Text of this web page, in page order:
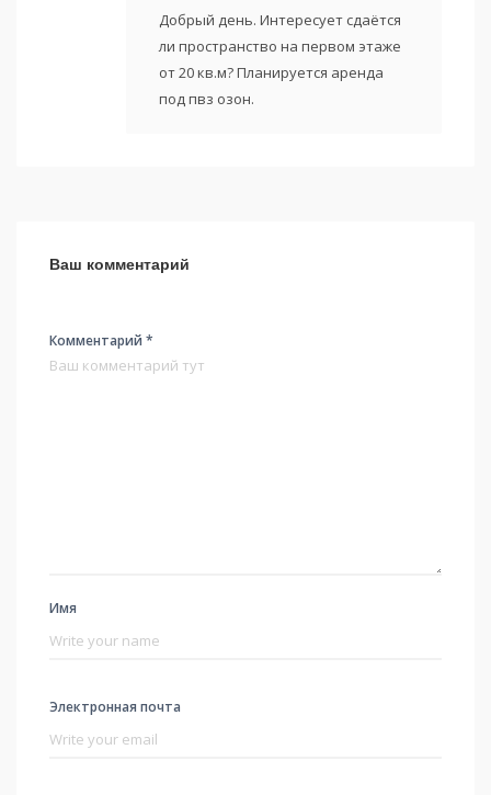
Добрый день. Интересует сдаётся
ли пространство на первом этаже
от 20 кв.м? Планируется аренда
под пвз озон.
Ваш комментарий
Комментарий *
Имя
Электронная почта